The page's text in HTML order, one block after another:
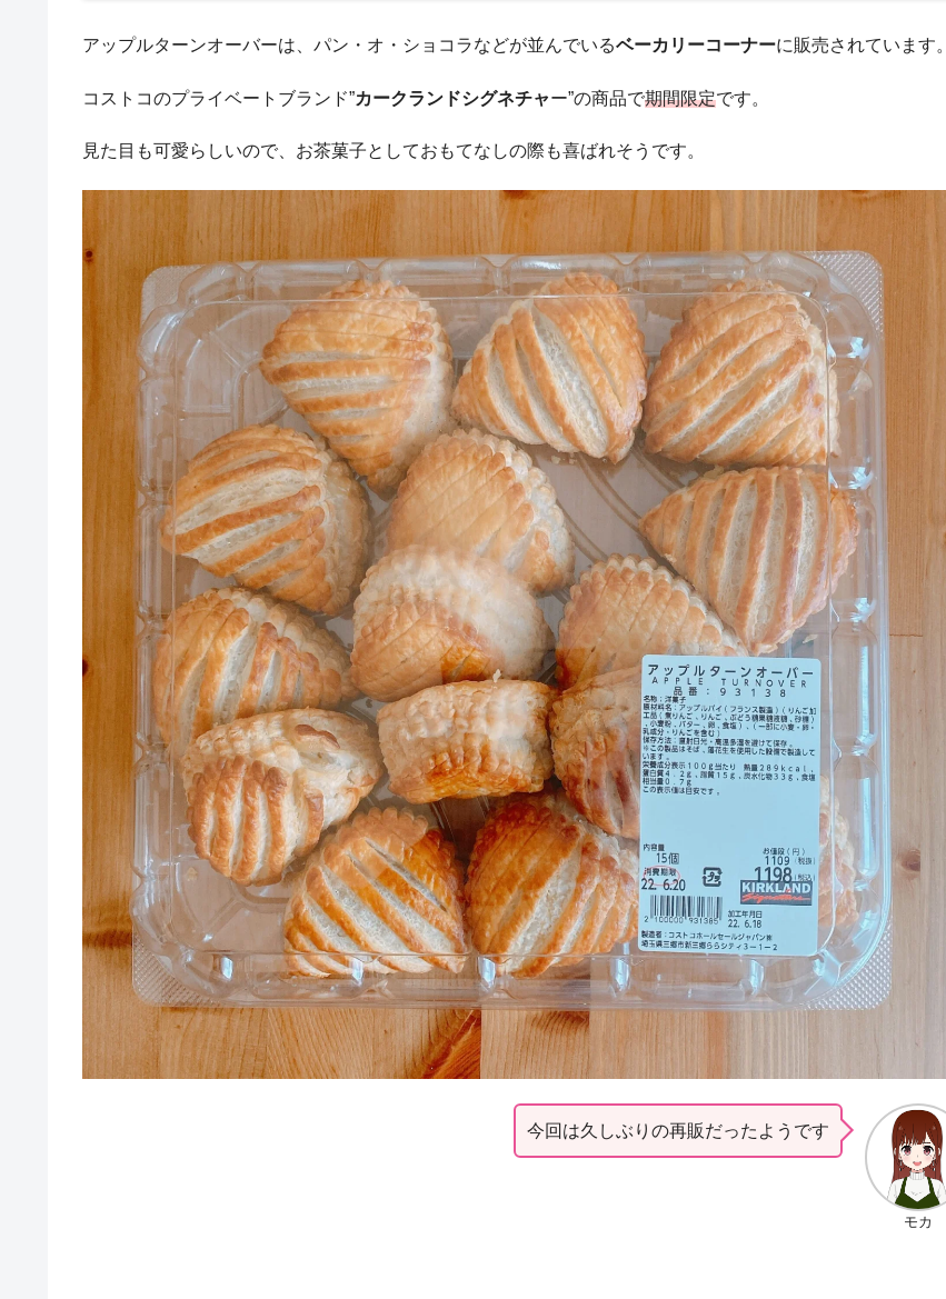
アップルターンオーバーは、パン・オ・ショコラなどが並んでいるベーカリーコーナーに販売されています。
コストコのプライベートブランド”カークランドシグネチャー”の商品で期間限定です。
見た目も可愛らしいので、お茶菓子としておもてなしの際も喜ばれそうです。
モカ
今回は久しぶりの再販だったようです